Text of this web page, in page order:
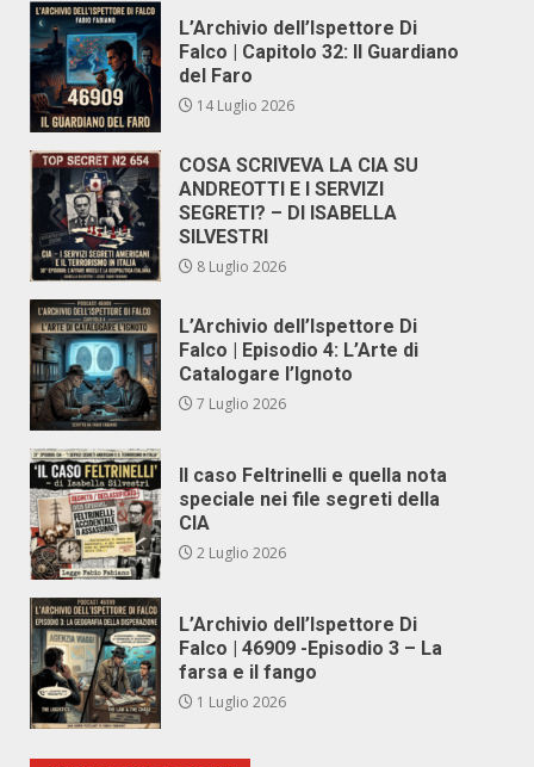
L’Archivio dell’Ispettore Di
Falco | Capitolo 32: Il Guardiano
del Faro
14 Luglio 2026
COSA SCRIVEVA LA CIA SU
ANDREOTTI E I SERVIZI
SEGRETI? – DI ISABELLA
SILVESTRI
8 Luglio 2026
L’Archivio dell’Ispettore Di
Falco | Episodio 4: L’Arte di
Catalogare l’Ignoto
7 Luglio 2026
Il caso Feltrinelli e quella nota
speciale nei file segreti della
CIA
2 Luglio 2026
L’Archivio dell’Ispettore Di
Falco | 46909 -Episodio 3 – La
farsa e il fango
1 Luglio 2026